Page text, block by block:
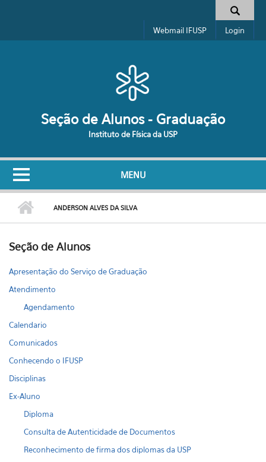
Formulário de busca
Webmail IFUSP Login
Seção de Alunos - Graduação
Instituto de Física da USP
MENU
ANDERSON ALVES DA SILVA
Seção de Alunos
Apresentação do Serviço de Graduação
Atendimento
Agendamento
Calendario
Comunicados
Conhecendo o IFUSP
Disciplinas
Ex-Aluno
Diploma
Consulta de Autenticidade de Documentos
Reconhecimento de firma dos diplomas da USP